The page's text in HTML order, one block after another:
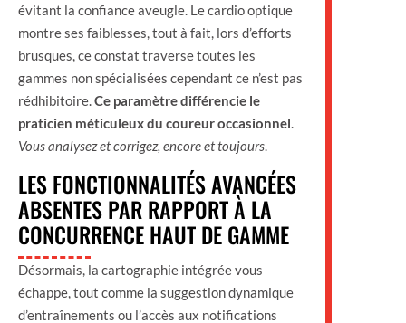
évitant la confiance aveugle. Le cardio optique
montre ses faiblesses, tout à fait, lors d’efforts
brusques, ce constat traverse toutes les
gammes non spécialisées cependant ce n’est pas
rédhibitoire.Ce paramètre différencie le
praticien méticuleux du coureur occasionnel.
Vous analysez et corrigez, encore et toujours.
LES FONCTIONNALITÉS AVANCÉES
ABSENTES PAR RAPPORT À LA
CONCURRENCE HAUT DE GAMME
Désormais, la cartographie intégrée vous
échappe, tout comme la suggestion dynamique
d’entraînements ou l’accès aux notifications